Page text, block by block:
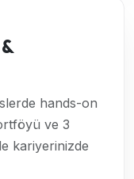
hands-on
ve 3
kariyerinizde